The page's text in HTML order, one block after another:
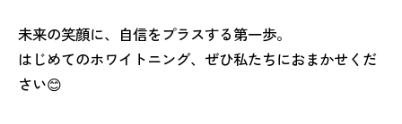
未来の笑顔に、自信をプラスする第一歩。
はじめてのホワイトニング、ぜひ私たちにおまかせくだ
さい😊